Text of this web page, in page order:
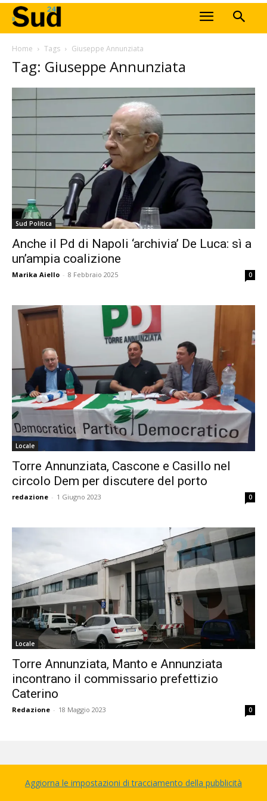
Home Tags Giuseppe Annunziata
Tag: Giuseppe Annunziata
Sud Politica
Anche il Pd di Napoli ‘archivia’ De Luca: sì a
un’ampia coalizione
Marika Aiello - 8 Febbraio 2025 0
Locale
Torre Annunziata, Cascone e Casillo nel
circolo Dem per discutere del porto
redazione - 1 Giugno 2023 0
Locale
Torre Annunziata, Manto e Annunziata
incontrano il commissario prefettizio
Caterino
Redazione - 18 Maggio 2023 0
Aggiorna le impostazioni di tracciamento della pubblicità